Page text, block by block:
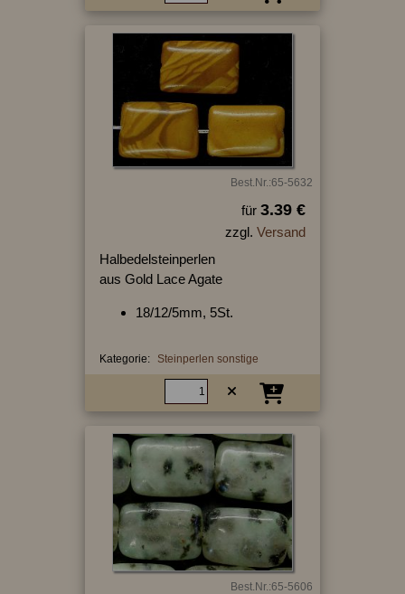
Best.Nr.:65-5632
für 3.39 €
zzgl. Versand
Halbedelsteinperlen
aus Gold Lace Agate
18/12/5mm, 5St.
Kategorie: Steinperlen sonstige
Best.Nr.:65-5606